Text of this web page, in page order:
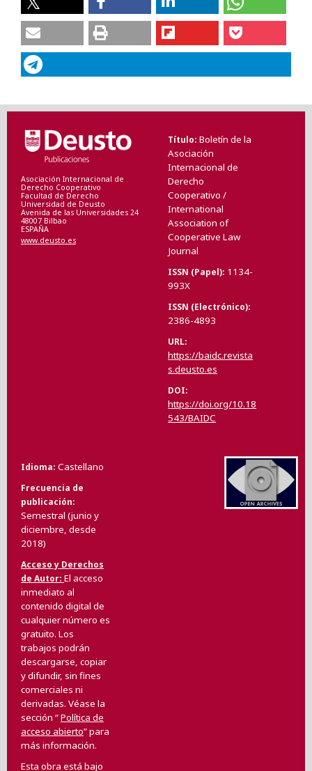
Asociación Internacional de
Derecho Cooperativo
Facultad de Derecho
Universidad de Deusto
Avenida de las Universidades 24
48007 Bilbao
ESPAÑA
www.deusto.es
Título Boletín de la
Asociación
Internacional de
Derecho
Cooperativo /
International
Association of
Cooperative Law
Journal
ISSN (Papel) 1134-
993X
ISSN (Electrónico)
2386-4893
URL
https://baidc.revista
s.deusto.es
DOI
https://doi.org/10.18
543/BAIDC
Idioma Castellano
Frecuencia de
publicación
Semestral (junio y
diciembre, desde
2018)
Acceso y Derechos
de Autor El acceso
inmediato al
contenido digital de
cualquier número es
gratuito. Los
trabajos podrán
descargarse, copiar
y difundir, sin fines
comerciales ni
derivadas. Véase la
sección “Política de
acceso abierto” para
más información.
Esta obra está bajo